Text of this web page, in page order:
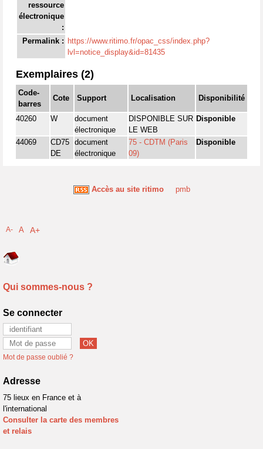
ressource
électronique
:
Permalink : https://www.ritimo.fr/opac_css/index.php?
lvl=notice_display&id=81435
Exemplaires (2)
Code-
barres
Cote Support Localisation Disponibilité
40260 W
document
électronique
DISPONIBLE SUR
LE WEB
Disponible
44069
CD75
DE
document
électronique
75 - CDTM (Paris
09)
Disponible
Accès au site ritimo pmb
A- A A+
Qui sommes-nous ?
Se connecter
Mot de passe oublié ?
Adresse
75 lieux en France et à
l'international
Consulter la carte des membres
et relais